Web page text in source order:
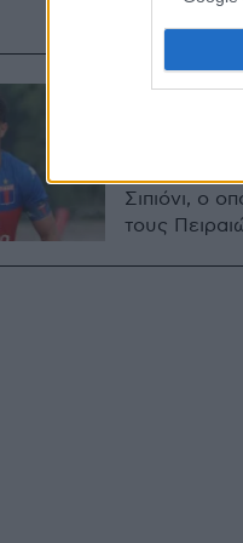
Σιπιόνι, ο
τους
29.06.2025,